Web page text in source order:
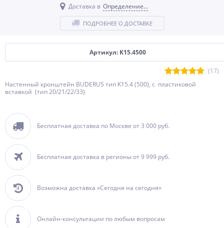
Артикул: K15.4500
(17)
Настенный кронштейн BUDERUS тип K15.4 (500), с пластиковой
вставкой (тип 20/21/22/33)
Бесплатная доставка по Москве от 3 000 руб.
Бесплатная доставка в регионы от 9 999 руб.
Возможна доставка «Сегодня на сегодня»
Онлайн-консультации по любым вопросам
Доставка в Определение...
ПОДРОБНЕЕ О ДОСТАВКЕ